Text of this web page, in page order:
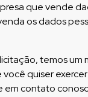
que vende
os dados
temos um
quiser
em contato